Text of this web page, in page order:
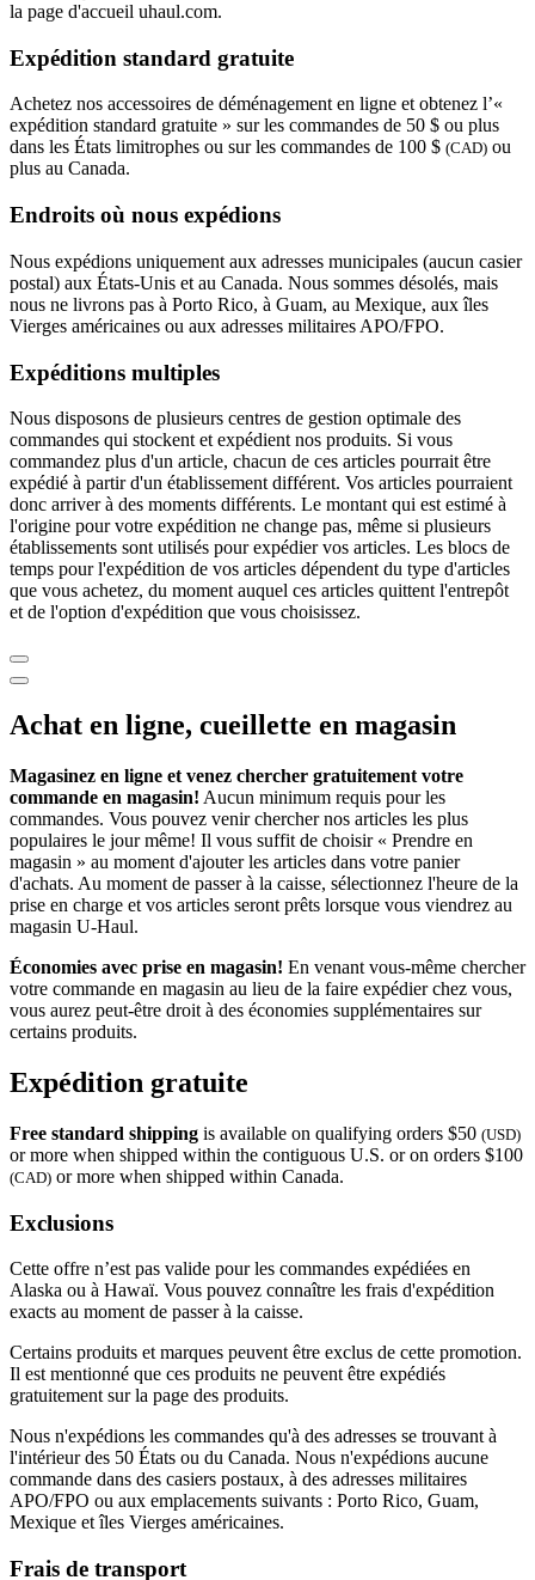
la page d'accueil uhaul.com.
Expédition standard gratuite
Achetez nos accessoires de déménagement en ligne et obtenez l’«
expédition standard gratuite » sur les commandes de 50 $ ou plus
dans les États limitrophes ou sur les commandes de 100 $ (CAD) ou
plus au Canada.
Endroits où nous expédions
Nous expédions uniquement aux adresses municipales (aucun casier
postal) aux États-Unis et au Canada. Nous sommes désolés, mais
nous ne livrons pas à Porto Rico, à Guam, au Mexique, aux îles
Vierges américaines ou aux adresses militaires APO/FPO.
Expéditions multiples
Nous disposons de plusieurs centres de gestion optimale des
commandes qui stockent et expédient nos produits. Si vous
commandez plus d'un article, chacun de ces articles pourrait être
expédié à partir d'un établissement différent. Vos articles pourraient
donc arriver à des moments différents. Le montant qui est estimé à
l'origine pour votre expédition ne change pas, même si plusieurs
établissements sont utilisés pour expédier vos articles. Les blocs de
temps pour l'expédition de vos articles dépendent du type d'articles
que vous achetez, du moment auquel ces articles quittent l'entrepôt
et de l'option d'expédition que vous choisissez.
Achat en ligne, cueillette en magasin
Magasinez en ligne et venez chercher gratuitement votre
commande en magasin! Aucun minimum requis pour les
commandes. Vous pouvez venir chercher nos articles les plus
populaires le jour même! Il vous suffit de choisir « Prendre en
magasin » au moment d'ajouter les articles dans votre panier
d'achats. Au moment de passer à la caisse, sélectionnez l'heure de la
prise en charge et vos articles seront prêts lorsque vous viendrez au
magasin U-Haul.
Économies avec prise en magasin! En venant vous-même chercher
votre commande en magasin au lieu de la faire expédier chez vous,
vous aurez peut-être droit à des économies supplémentaires sur
certains produits.
Expédition gratuite
Free standard shipping is available on qualifying orders $50 (USD)
or more when shipped within the contiguous U.S. or on orders $100
(CAD) or more when shipped within Canada.
Exclusions
Cette offre n’est pas valide pour les commandes expédiées en
Alaska ou à Hawaï. Vous pouvez connaître les frais d'expédition
exacts au moment de passer à la caisse.
Certains produits et marques peuvent être exclus de cette promotion.
Il est mentionné que ces produits ne peuvent être expédiés
gratuitement sur la page des produits.
Nous n'expédions les commandes qu'à des adresses se trouvant à
l'intérieur des 50 États ou du Canada. Nous n'expédions aucune
commande dans des casiers postaux, à des adresses militaires
APO/FPO ou aux emplacements suivants : Porto Rico, Guam,
Mexique et îles Vierges américaines.
Frais de transport